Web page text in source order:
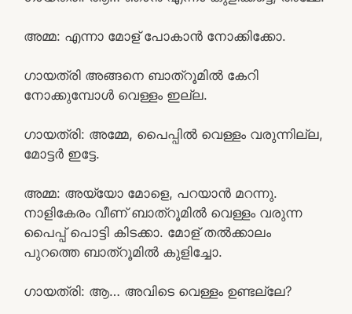
അമ്മ: എന്നാ മോള് പോകാൻ നോക്കിക്കോ.
ഗായത്രി അങ്ങനെ ബാത്‌റൂമിൽ കേറി
നോക്കുമ്പോൾ വെള്ളം ഇല്ല.
ഗായത്രി: അമ്മേ, പൈപ്പിൽ വെള്ളം വരുന്നില്ല,
മോട്ടർ ഇട്ടേ.
അമ്മ: അയ്യോ മോളെ, പറയാൻ മറന്നു.
നാളികേരം വീണ് ബാത്‌റൂമിൽ വെള്ളം വരുന്ന
പൈപ്പ് പൊട്ടി കിടക്കാ. മോള് തൽക്കാലം
പുറത്തെ ബാത്‌റൂമിൽ കുളിച്ചോ.
ഗായത്രി: ആ… അവിടെ വെള്ളം ഉണ്ടല്ലേ?